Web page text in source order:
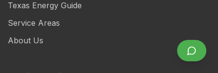
Texas Energy Guide
Service Areas
About Us